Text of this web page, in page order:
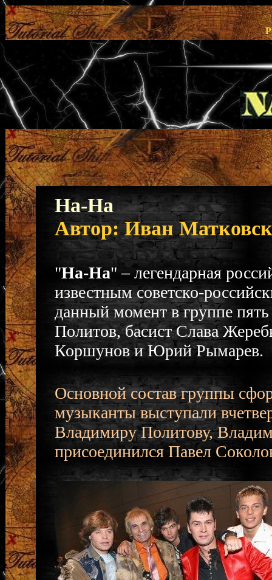
На-На
Автор: Иван
"На-На" – легендарная
известным советско-
данный момент в группе
Политов, басист Слава
Коршунов и Юрий Рымарев.
Основной состав группы
музыканты выступали
Владимиру Политову,
присоединился Павел